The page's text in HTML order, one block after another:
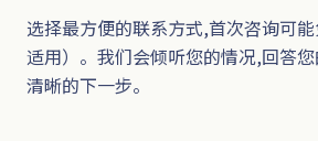
选择最方便的联系方式,首次咨询可
适用）。我们会倾听您的情况,回答
清晰的下一步。